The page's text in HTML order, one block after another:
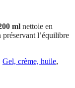
ml nettoie en
préservant l’équilibre
Gel, crème, huile,